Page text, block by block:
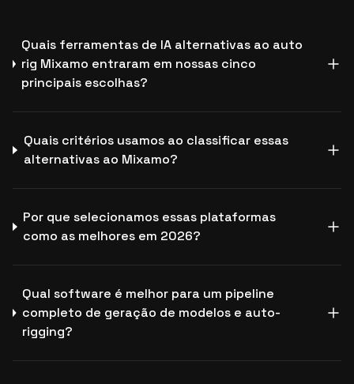
Quais ferramentas de IA alternativas ao auto
rig Mixamo entraram em nossas cinco
principais escolhas?
Quais critérios usamos ao classificar essas
alternativas ao Mixamo?
Por que selecionamos essas plataformas
como as melhores em 2026?
Qual software é melhor para um pipeline
completo de geração de modelos e auto-
rigging?